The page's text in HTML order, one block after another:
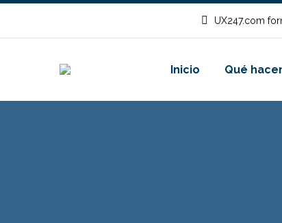
UX247.com
Inicio Qué